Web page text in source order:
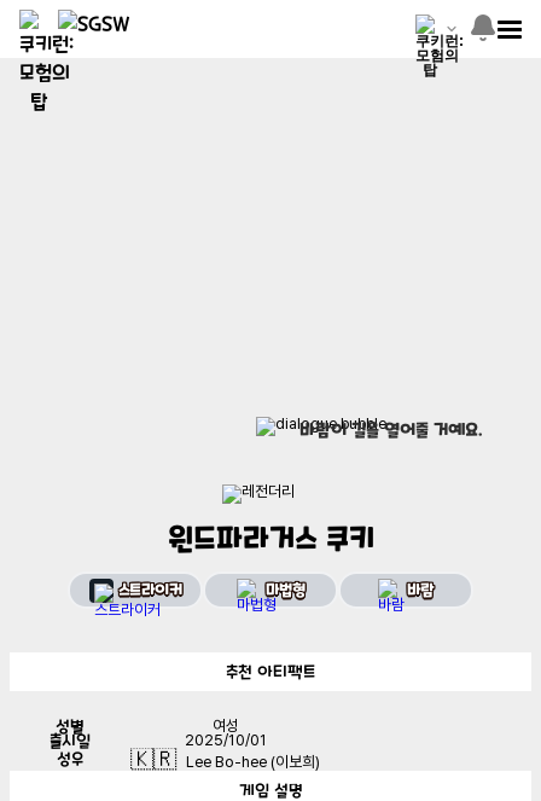
바람이 길을 열어줄 거예요.
윈드파라거스 쿠키
스트라이커 마법형 바람
추천 아티팩트
성별 여성
출시일 2025/10/01
성우 🇰🇷 Lee Bo-hee (이보희)
게임 설명